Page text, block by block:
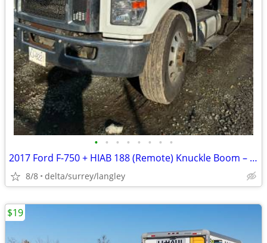
• • • • • • • •
2017 Ford F-750 + HIAB 188 (Remote) Knuckle Boom – ONLY 48,000 Miles
8/8 delta/surrey/langley
$19